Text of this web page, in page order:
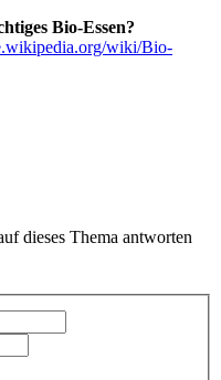
Bio-Essen?
wiki/Bio-
dieses Thema antworten